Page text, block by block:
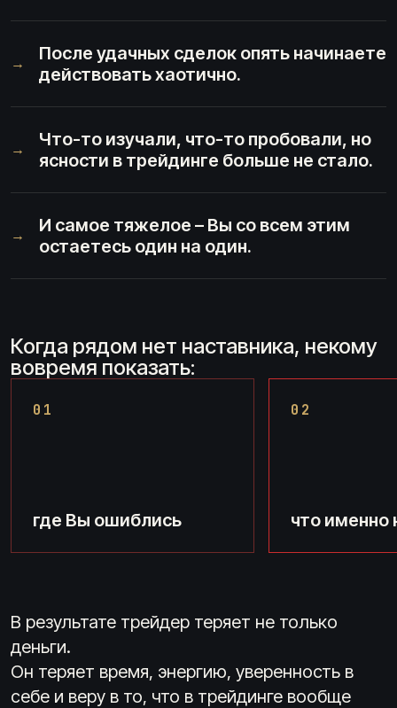
→
После удачных сделок опять начинаете
действовать хаотично.
→
Что-то изучали, что-то пробовали, но
ясности в трейдинге больше не стало.
→
И самое тяжелое – Вы со всем этим
остаетесь один на один.
Когда рядом нет наставника, некому
вовремя показать:
01
где Вы ошиблись
02
что именно
В результате трейдер теряет не только
деньги.
Он теряет время, энергию, уверенность в
себе и веру в то, что в трейдинге вообще